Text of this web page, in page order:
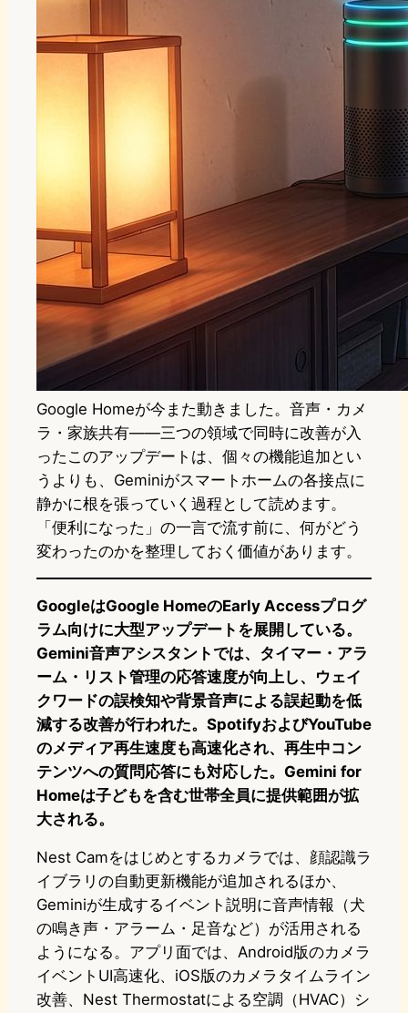
Google Homeが今また動きました。音声・カメ
ラ・家族共有——三つの領域で同時に改善が入
ったこのアップデートは、個々の機能追加とい
うよりも、Geminiがスマートホームの各接点に
静かに根を張っていく過程として読めます。
「便利になった」の一言で流す前に、何がどう
変わったのかを整理しておく価値があります。
GoogleはGoogle HomeのEarly Accessプログ
ラム向けに大型アップデートを展開している。
Gemini音声アシスタントでは、タイマー・アラ
ーム・リスト管理の応答速度が向上し、ウェイ
クワードの誤検知や背景音声による誤起動を低
減する改善が行われた。SpotifyおよびYouTube
のメディア再生速度も高速化され、再生中コン
テンツへの質問応答にも対応した。Gemini for
Homeは子どもを含む世帯全員に提供範囲が拡
大される。
Nest Camをはじめとするカメラでは、顔認識ラ
イブラリの自動更新機能が追加されるほか、
Geminiが生成するイベント説明に音声情報（犬
の鳴き声・アラーム・足音など）が活用される
ようになる。アプリ面では、Android版のカメラ
イベントUI高速化、iOS版のカメラタイムライン
改善、Nest Thermostatによる空調（HVAC）シ